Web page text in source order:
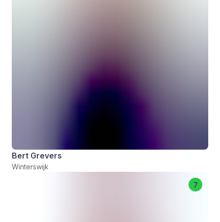
Bert Grevers
Winterswijk
7